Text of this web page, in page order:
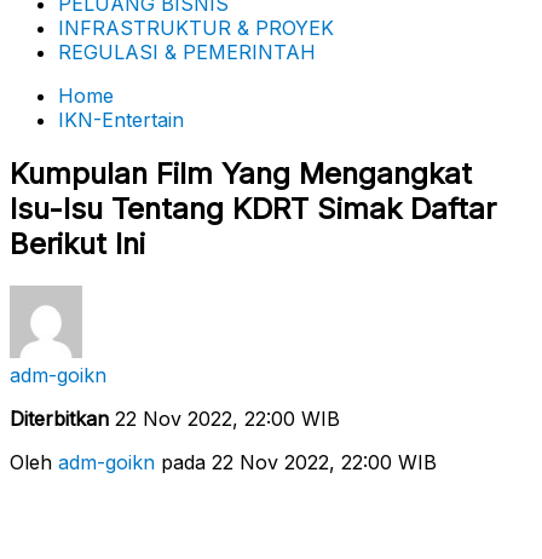
INFRASTRUKTUR & PROYEK
REGULASI & PEMERINTAH
Home
IKN-Entertain
Kumpulan Film Yang Mengangkat
Isu-Isu Tentang KDRT Simak Daftar
Berikut Ini
adm-goikn
Diterbitkan 22 Nov 2022, 22:00 WIB
Oleh adm-goikn pada 22 Nov 2022, 22:00 WIB